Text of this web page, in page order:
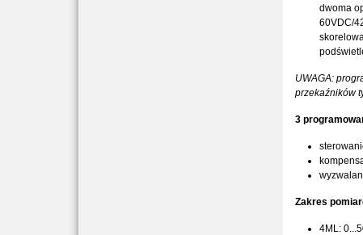
dwoma
60VDC/
UWAGA:
przekaźników
3
Zakres
4ML: